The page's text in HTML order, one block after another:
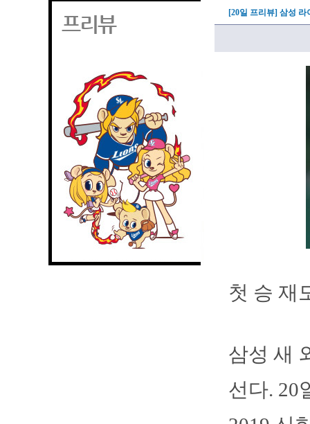
프리뷰 [20일 프리뷰] 삼성
첫 승 재
삼성 새
선다. 20